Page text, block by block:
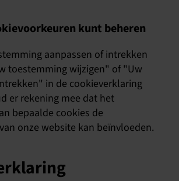
kunt beheren
aanpassen of intrekken
toestemming wijzigen" of "Uw
in de cookieverklaring
er rekening mee dat het
bepaalde cookies de
onze website kan beïnvloeden.